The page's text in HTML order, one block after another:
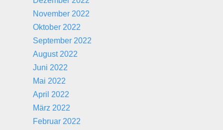
November 2022
Oktober 2022
September 2022
August 2022
Juni 2022
Mai 2022
April 2022
März 2022
Februar 2022